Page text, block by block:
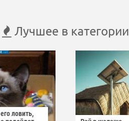
Лучшее в категории
ловить,